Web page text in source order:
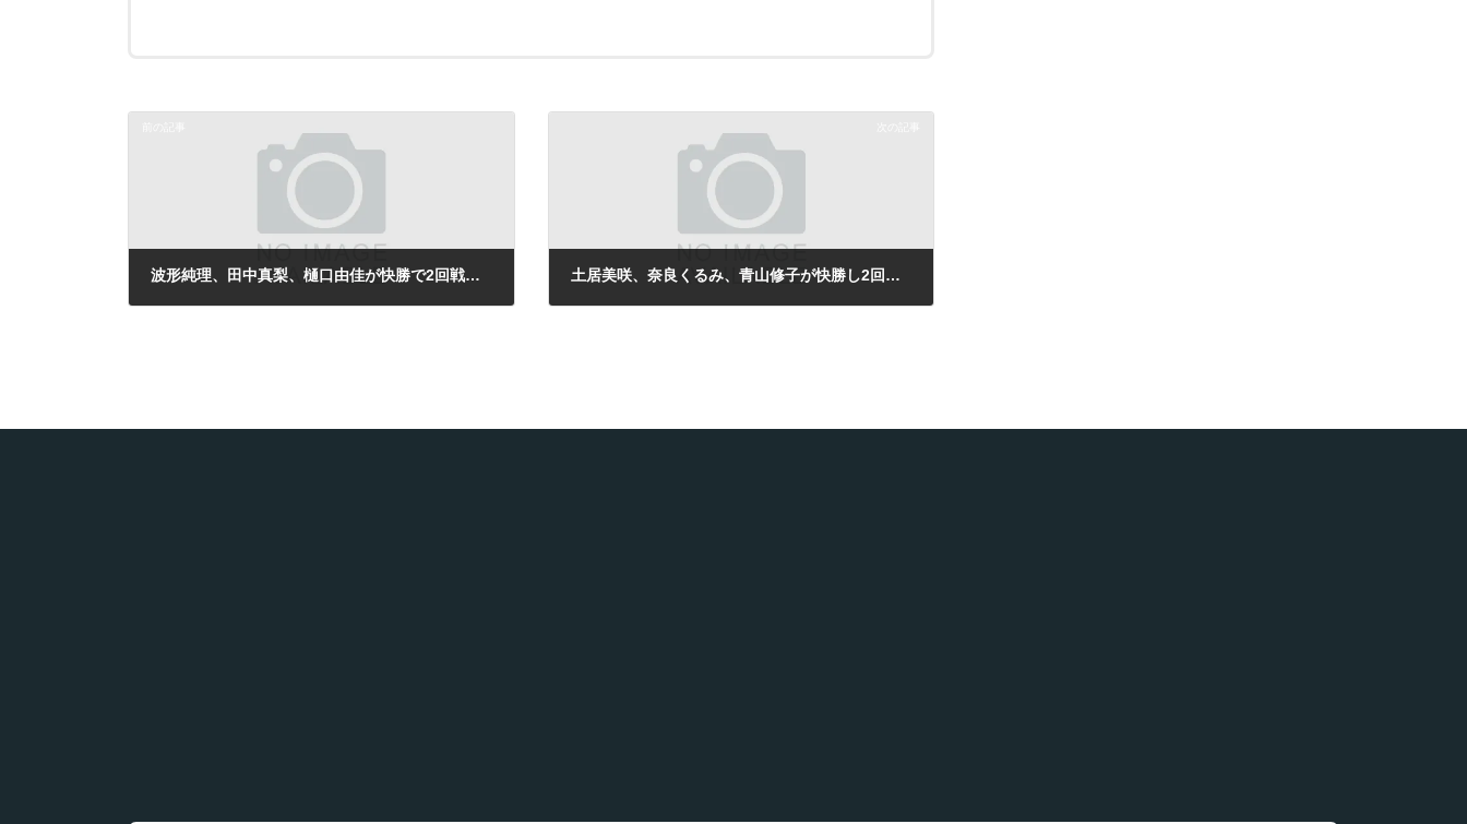
波形純理、田中真梨、樋口由佳が快勝で2回戦進出／英国2万5千ドル大会 土居美咲、奈良くるみ、青山修子が快勝し2回戦進出／米国5万ドル大会